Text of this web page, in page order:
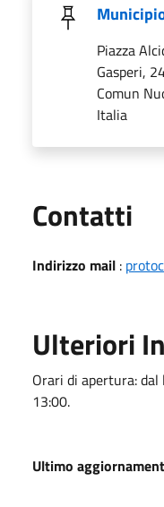
Piazza
Gasperi,
Comun
Italia
Contatti
Indirizzo mail :
Ulteriori
Orari di apertura:
13:00.
Ultimo